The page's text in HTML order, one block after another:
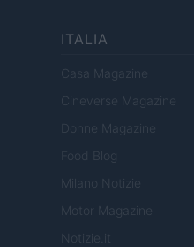
ITALIA
Casa Magazine
Cineverse Magazine
Donne Magazine
Food Blog
Milano Notizie
Motor Magazine
Notizie.it